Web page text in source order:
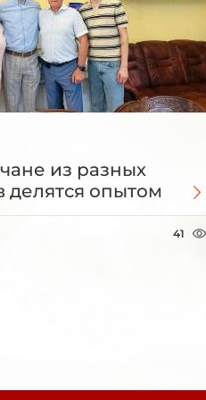
из разных
делятся опытом
41